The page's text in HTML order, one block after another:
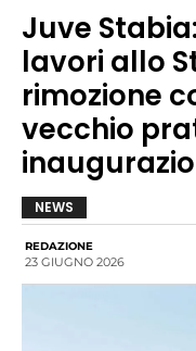
Juve
lavori allo
rimozione
vecchio
NEWS
REDAZIONE
23 GIUGNO 2026